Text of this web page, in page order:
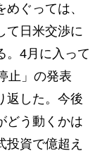
ぐっては、
て日米交渉に
。4月に入って
止」の発表
返した。今後
どう動くかは
投資で億超え